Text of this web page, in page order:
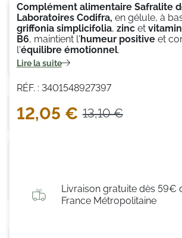
Complément alimentaire Safralite
Laboratoires Codifra, en gélule, à
griffonia simplicifolia, zincet
B6, maintient l'humeur positiveet
l'équilibre émotionnel.
Lire la suite
RÉF. : 3401548927397
12,05 € 13,10 €
Livraison gratuite dès 59€
France Métropolitaine